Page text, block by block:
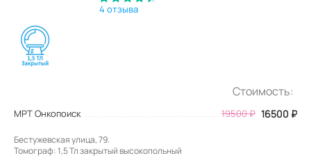
4 отзыва
Стоимость:
МРТ Онкопоиск 19500₽ 16500 ₽
Бестужевская улица, 79.
Томограф: 1,5 Тл закрытый высокопольный